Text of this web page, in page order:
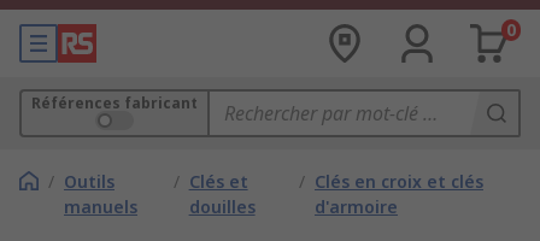
0
Références fabricant
/ Outils
manuels
/ Clés et
douilles
/ Clés en croix et clés
d'armoire